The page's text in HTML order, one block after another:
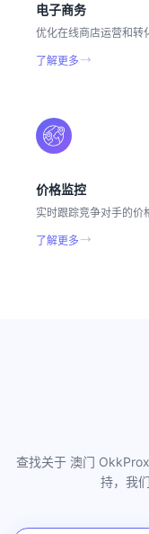
电子商务
优化在线商店运营和转
了解更多
价格监控
实时跟踪竞争对手的价
了解更多
查找关于 澳门
持，我